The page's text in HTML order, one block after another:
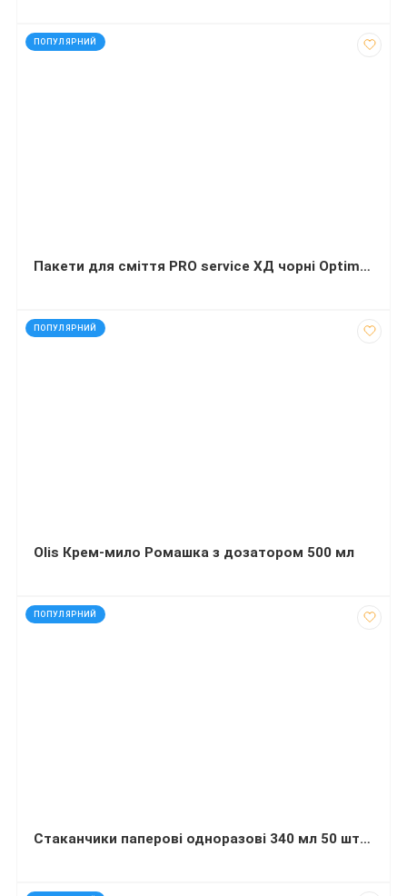
ПОПУЛЯРНИЙ
код: 50115
Пакети для сміття PRO service ХД чорні Optimum 60 л 20 шт (60х75 сантиметрів)
ПОПУЛЯРНИЙ
код: 91280
Olis Крем-мило Ромашка з дозатором 500 мл
ПОПУЛЯРНИЙ
код: 16102
Стаканчики паперові одноразові 340 мл 50 штук